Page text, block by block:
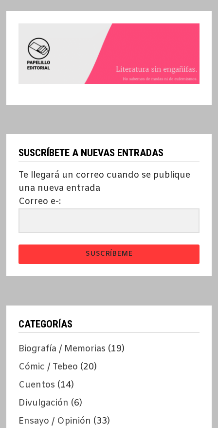
SUSCRÍBETE A NUEVAS ENTRADAS
Te llegará un correo cuando se publique
una nueva entrada
Correo e-:
SUSCRÍBEME
CATEGORÍAS
Biografía / Memorias (19)
Cómic / Tebeo (20)
Cuentos (14)
Divulgación (6)
Ensayo / Opinión (33)